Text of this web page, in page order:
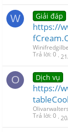
W Giải đáp
https://
Trả lời 0
O Dịch vụ
https://
Olivarwalters
Trả lời 0